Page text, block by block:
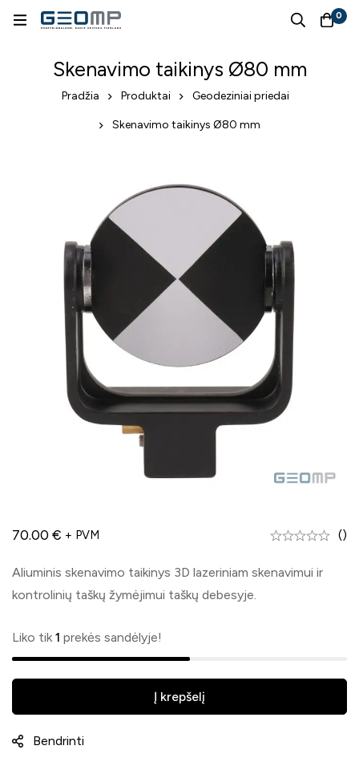
0
Skenavimo taikinys Ø80 mm
Pradžia Produktai Geodeziniai priedai
Skenavimo taikinys Ø80 mm
70.00 € + PVM ()
Aliuminis skenavimo taikinys 3D lazeriniam skenavimui ir
kontrolinių taškų žymėjimui taškų debesyje.
Liko tik 1 prekės sandėlyje!
Į krepšelį
Bendrinti